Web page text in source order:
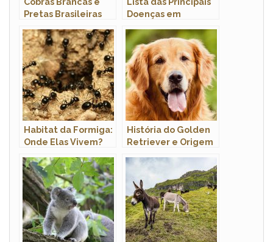
Pretas Brasileiras
Doenças em
e Tratamento
Habitat da Formiga:
Onde Elas Vivem?
História do Golden
Retriever e Origem